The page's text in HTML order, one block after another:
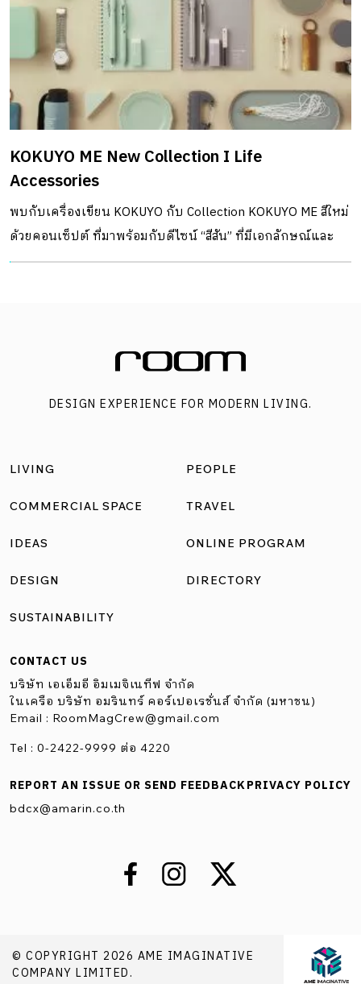
เป็นอย่างยิ่งว่าในการเปิดสาขาใหม่ในครั้งนี้จะได้รับการตอบรับ
ที่ดีจากลูกค้าชาวพัทยาและจังหวัดใกล้เคียง ซึ่งเราได้วางคอน
เซ็ปต์ “BEST” เป็นมากกว่าคำว่าดีที่สุดแต่มันคือ หัวใจหลักใน
การดำเนินธุรกิจของบ้านแอนด์บียอนด์ “BEST” มาจาก B คือ
Beautiful ความสวยของสินค้า และผลิตภัณฑ์ ที่คัดสรรค์มาเพื่อ
คุณ E คือ affordablE เป็นเจ้าของได้ง่ายๆ ในราคาที่สัมผัสได้
[…]
KOKUYO ME New Collection I Life
Accessories
พบกับเครื่องเขียน KOKUYO กับ Collection KOKUYO ME สีใหม่
ด้วยคอนเซ็ปต์ ที่มาพร้อมกับดีไซน์ “สีสัน” ที่มีเอกลักษณ์และ
เสน่ห์โดดเด่นไม่ซ้ำใคร เพื่อให้รองรับประสบการณ์ในการใช้
และ Taupe Rose พบกับสีสันใหม่นี้ได้กับไอเทม Softring
ถือว่าเป็นอีกหนึ่งสิ่งที่ดึงดูดและสะท้อนความเป็นตัวตนของ
ที่ชอบไปกับไอเทม KOKUYO ME มีจำหน่ายแค่บางสีและบางรุ่น
เท่านั้น สามารถช็อปได้ที่ Lifestyle
ได้ทาง Line Official Account (@kokuyothailand)
DESIGN EXPERIENCE FOR MODERN LIVING.
LIVING
COMMERCIAL SPACE
IDEAS
DESIGN
SUSTAINABILITY
PEOPLE
TRAVEL
ONLINE PROGRAM
DIRECTORY
CONTACT US
บริษัท เอเอ็มอี อิมเมจิเนทีฟ จำกัด
ในเครือ บริษัท อมรินทร์ คอร์เปอเรชั่นส์ จำกัด (มหาชน)
Email : RoomMagCrew@gmail.com
Tel : 0-2422-9999 ต่อ 4220
REPORT AN ISSUE OR SEND FEEDBACK
bdcx@amarin.co.th
PRIVACY POLICY
© COPYRIGHT 2026 AME IMAGINATIVE
COMPANY LIMITED.